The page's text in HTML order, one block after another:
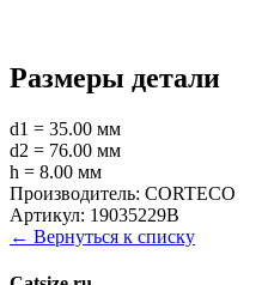
Размеры детали
d1 = 35.00 мм
d2 = 76.00 мм
h = 8.00 мм
Производитель: CORTECO
Артикул: 19035229B
← Вернуться к списку